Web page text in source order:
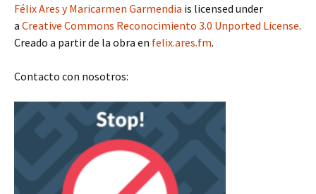
Félix Ares y Maricarmen Garmendia is licensed under
a Creative Commons Reconocimiento 3.0 Unported License.
Creado a partir de la obra en felix.ares.fm.
Contacto con nosotros: